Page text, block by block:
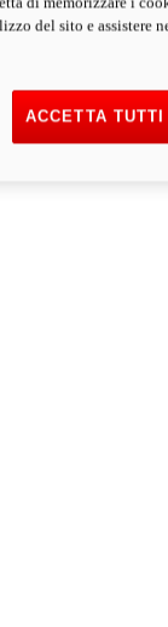
del sito e assistere
ACCETTA